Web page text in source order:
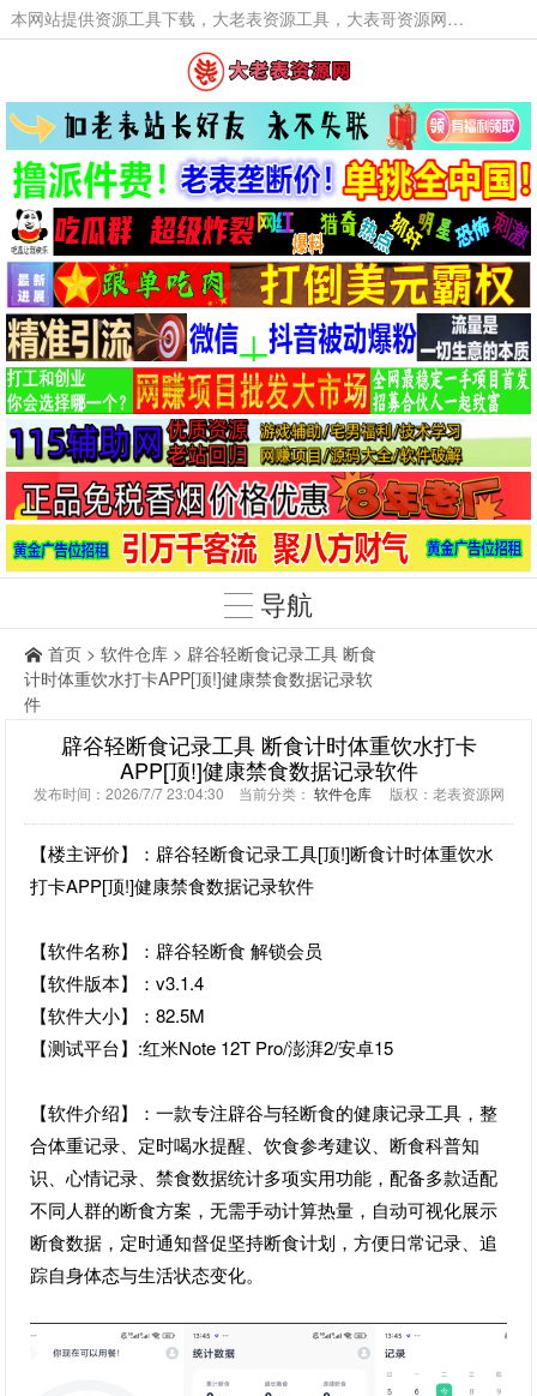
本网站提供资源工具下载，大老表资源工具，大表哥资源网软件工具，大老表资源下载，活动线报福利资源分享,活动线报，大型网游经典游戏，网络热门技术游戏辅助交流与分享。
导航
首页 > 软件仓库 > 辟谷轻断食记录工具 断食
计时体重饮水打卡APP[顶!]健康禁食数据记录软
件
辟谷轻断食记录工具 断食计时体重饮水打卡
APP[顶!]健康禁食数据记录软件
发布时间：2026/7/7 23:04:30 当前分类： 软件仓库版权：老表资源网
【楼主评价】：辟谷轻断食记录工具[顶!]断食计时体重饮水
打卡APP[顶!]健康禁食数据记录软件
【软件名称】：辟谷轻断食 解锁会员
【软件版本】：v3.1.4
【软件大小】：82.5M
【测试平台】:红米Note 12T Pro/澎湃2/安卓15
【软件介绍】：一款专注辟谷与轻断食的健康记录工具，整
合体重记录、定时喝水提醒、饮食参考建议、断食科普知
识、心情记录、禁食数据统计多项实用功能，配备多款适配
不同人群的断食方案，无需手动计算热量，自动可视化展示
断食数据，定时通知督促坚持断食计划，方便日常记录、追
踪自身体态与生活状态变化。